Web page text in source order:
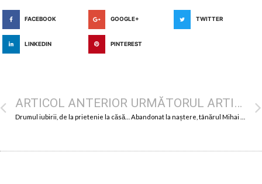
FACEBOOK GOOGLE+ TWITTER
LINKEDIN PINTEREST
ARTICOL ANTERIOR URMĂTORUL ARTICOL